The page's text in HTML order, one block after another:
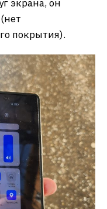
экрана, он
покрытия).